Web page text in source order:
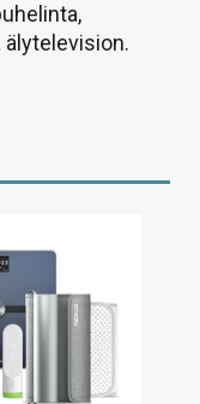
älytelevision.